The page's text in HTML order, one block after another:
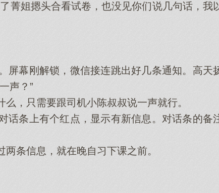
姐摁头合看试卷，也没见你们说几句话，我
幕刚解锁，微信接连跳出好几条通知。高天
声？”
，只需要跟司机小陈叔叔说一声就行。
条上有个红点，显示有新信息。对话条的备
条信息，就在晚自习下课之前。